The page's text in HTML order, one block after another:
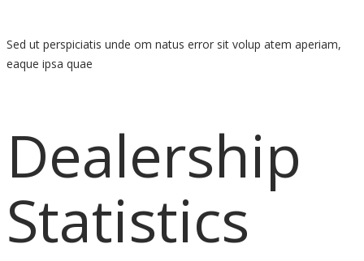
Sed ut perspiciatis unde om natus error sit volup atem aperiam,
eaque ipsa quae
Dealership
Statistics